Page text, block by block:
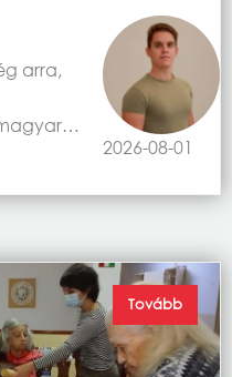
2026-08-01
arra,
Tovább